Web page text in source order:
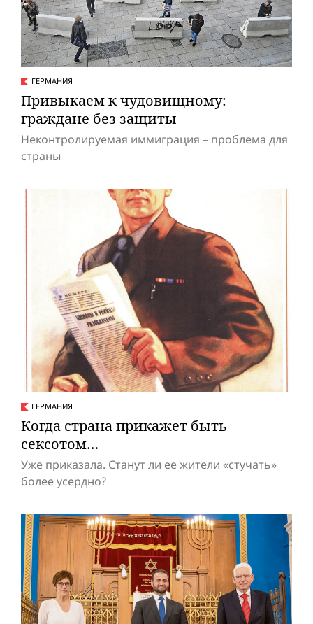
ГЕРМАНИЯ
Привыкаем к чудовищному:
граждане без защиты
Неконтролируемая иммиграция – проблема для
страны
ГЕРМАНИЯ
Когда страна прикажет быть
сексотом…
Уже приказала. Станут ли ее жители «стучать»
более усердно?